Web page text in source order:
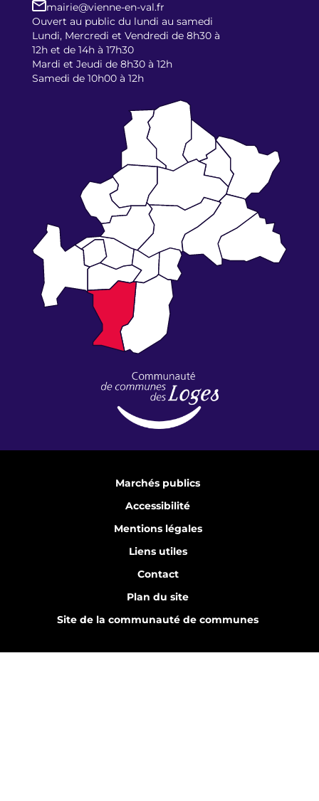
mairie@vienne-en-val.fr
Ouvert au public du lundi au samedi
Lundi, Mercredi et Vendredi de 8h30 à
12h et de 14h à 17h30
Mardi et Jeudi de 8h30 à 12h
Samedi de 10h00 à 12h
Marchés publics
Accessibilité
Mentions légales
Liens utiles
Contact
Plan du site
Site de la communauté de communes